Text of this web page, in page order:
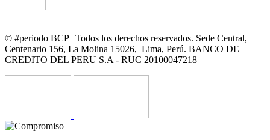
© #periodo BCP | Todos los derechos reservados. Sede Central,
Centenario 156, La Molina 15026, Lima, Perú. BANCO DE
CREDITO DEL PERU S.A - RUC 20100047218